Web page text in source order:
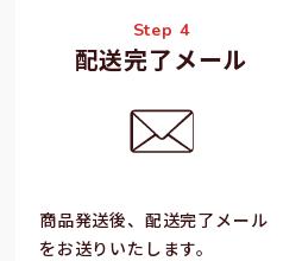
Step 4
配送完了メール
商品発送後、配送完了メール
をお送りいたします。